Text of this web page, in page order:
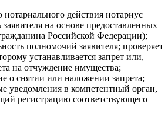
действия нотариус
заявителя на основе предоставленных
Российской Федерации);
полномочий заявителя; проверяет
устанавливается запрет или,
на отчуждение имущества;
о снятии или наложении запрета;
уведомления в компетентный орган,
регистрацию соответствующего